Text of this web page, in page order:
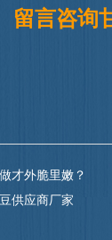
留言咨询
才外脆里嫩？
供应商厂家